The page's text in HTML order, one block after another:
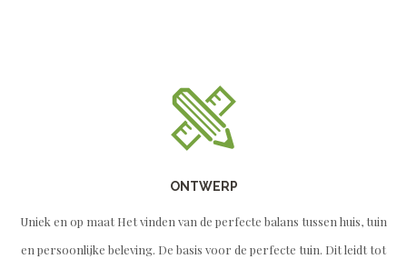
ONTWERP
Uniek en op maat Het vinden van de perfecte balans tussen huis, tuin
en persoonlijke beleving. De basis voor de perfecte tuin. Dit leidt tot